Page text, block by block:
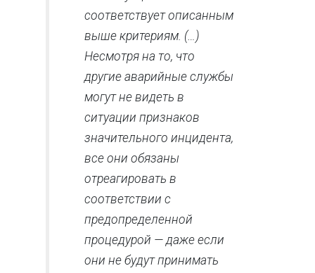
соответствует описанным
выше критериям. (…)
Несмотря на то, что
другие аварийные службы
могут не видеть в
ситуации признаков
значительного инцидента,
все они обязаны
отреагировать в
соответствии с
предопределенной
процедурой — даже если
они не будут принимать